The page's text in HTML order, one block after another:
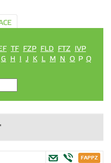
TF FZP FLD FTZ IVP
G H I J K L M N O P Q